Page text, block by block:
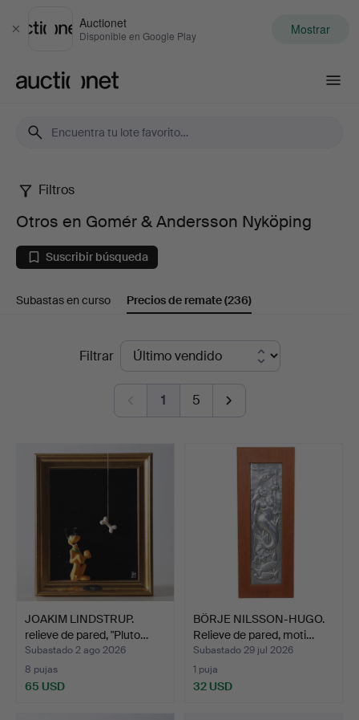
Cerrar
Auctionet
Disponible en Google Play Mostrar
Otros
en
Gomér
Andersson
Nyköping
Filtros
Otros en Gomér & Andersson Nyköping
Suscribir búsqueda
Subastas en curso Precios de remate(236)
Filtrar
1 5
JOAKIM LINDSTRUP.
relieve de pared, "Pluto…
Subastado 2 ago 2026
8 pujas
65 USD
BÖRJE NILSSON-HUGO.
Relieve de pared, moti…
Subastado 29 jul 2026
1 puja
32 USD